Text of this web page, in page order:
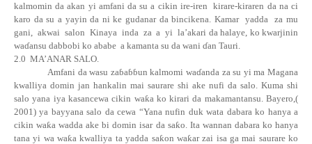
kalmomin da akan yi amfani da su a cikin ire-iren
kirare-kiraren da na ci
karo da su a yayin da ni ke gudanar da bincikena. Kamar
yadda
za mu
gani, akwai salon Kinaya inda za a yi la’akari da halaye, ko kwarjinin
waɗansu dabbobi ko ababe a kamanta su da wani ɗan Tauri.
2.0 MA’ANAR SALO.
Amfani da wasu zaɓaɓɓun kalmomi waɗanda za su yi ma Magana
kwalliya domin jan hankalin mai saurare shi ake nufi da salo. Kuma shi
salo yana iya kasancewa cikin waƙa ko kirari da makamantansu. Bayero,(
2001) ya bayyana salo da cewa “Yana nufin duk wata dabara ko hanya a
cikin waƙa wadda ake bi domin isar da saƙo. Ita wannan dabara ko hanya
tana yi wa waƙa kwalliya ta yadda saƙon waƙar zai isa ga mai saurare ko